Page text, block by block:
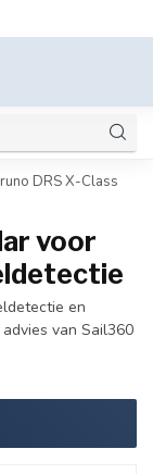
DRS X-Class
voor
en
van Sail360